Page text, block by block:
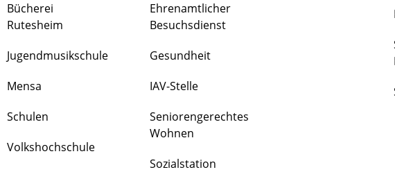
FAMILIE
BILDUNG
Bücherei
Rutesheim
Jugendmusikschule
Mensa
Schulen
Volkshochschule
Ehrenamtlicher
Besuchsdienst
Gesundheit
IAV-Stelle
Seniorengerechtes
Wohnen
Sozialstation